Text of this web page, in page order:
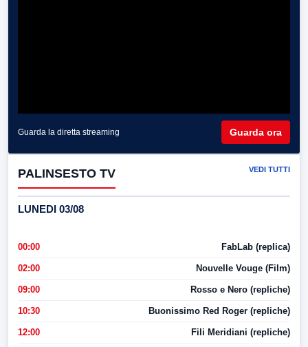
Guarda la diretta streaming Guarda ora
PALINSESTO TV VEDI TUTTI
LUNEDI 03/08
00:00 FabLab (replica)
02:00 Nouvelle Vouge (Film)
09:00 Rosso e Nero (repliche)
10:30 Buonissimo Red Roger (repliche)
12:00 Fili Meridiani (repliche)